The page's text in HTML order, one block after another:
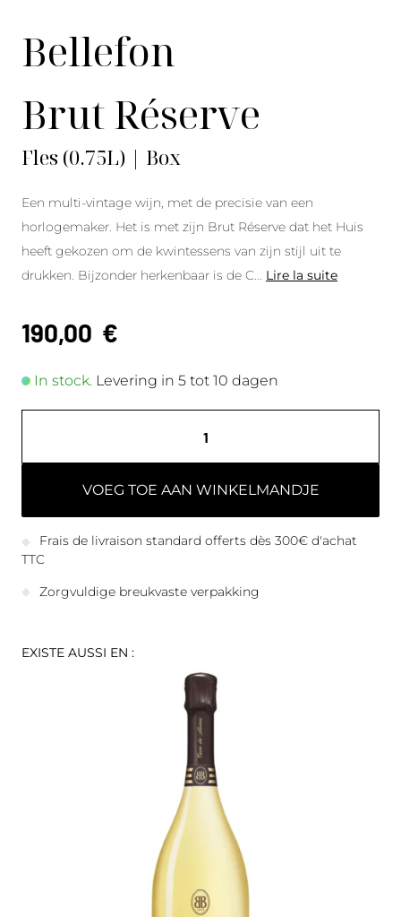
Bellefon
Brut Réserve
Fles (0.75L) | Box
Een multi-vintage wijn, met de precisie van een
horlogemaker. Het is met zijn Brut Réserve dat het Huis
heeft gekozen om de kwintessens van zijn stijl uit te
drukken. Bijzonder herkenbaar is de C
Lire la suite
190,00 €
In stock. Levering in 5 tot 10 dagen
VOEG TOE AAN WINKELMANDJE
Frais de livraison standard offerts dès 300€ d'achat
TTC
Zorgvuldige breukvaste verpakking
EXISTE AUSSI EN :